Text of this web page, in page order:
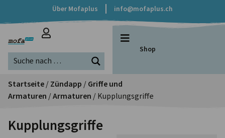
Über Mofaplus info@mofaplus.ch
Shop
Startseite/Zündapp /Griffe und
Armaturen /Armaturen / Kupplungsgriffe
Kupplungsgriffe